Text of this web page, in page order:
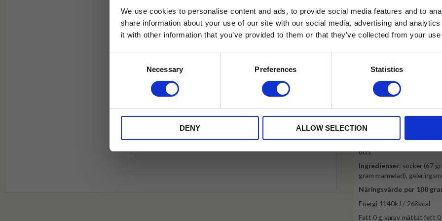
We use cookies to personalise content and ads, to provide social media features and to
share information about your use of our site with our social media, advertising and
it with other information that you’ve provided to them or that they’ve collected from your
Necessary Preferences Statistics
DENY ALLOW SELECTION
✓ Fri frakt över 399 kr
✓ Betala direkt eller inom
Visa alla produkter från Tiptree
Smakrik marmelad med
Bra att veta: Conserve är
och.
Ingredienser: socker (67
gram marmelad),
Näringsvärde per 100
Energi 1140kJ / 268kcal
Fett 0 g varav mättat fett
Jag samtycker till Tehuset Javas villkor.Läs mer
* Rabatten gäller endast online på Tehusetjava.se. Rabatten fungerar endast
på ordinarie priser och kan ej kombineras med andra erbjudanden.